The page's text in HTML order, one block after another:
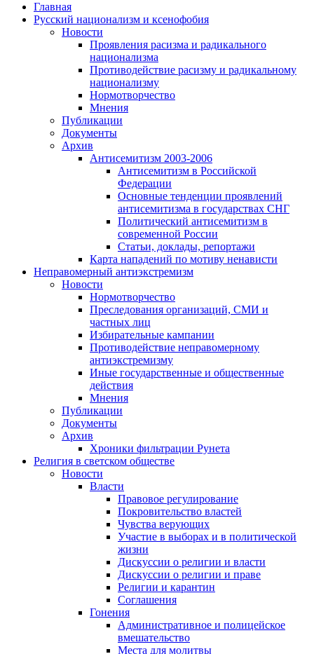
Главная
Русский национализм и ксенофобия
Новости
Проявления расизма и радикального
национализма
Противодействие расизму и радикальному
национализму
Нормотворчество
Мнения
Публикации
Документы
Архив
Антисемитизм 2003-2006
Антисемитизм в Российской
Федерации
Основные тенденции проявлений
антисемитизма в государствах СНГ
Политический антисемитизм в
современной России
Статьи, доклады, репортажи
Карта нападений по мотиву ненависти
Неправомерный антиэкстремизм
Новости
Нормотворчество
Преследования организаций, СМИ и
частных лиц
Избирательные кампании
Противодействие неправомерному
антиэкстремизму
Иные государственные и общественные
действия
Мнения
Публикации
Документы
Архив
Хроники фильтрации Рунета
Религия в светском обществе
Новости
Власти
Правовое регулирование
Покровительство властей
Чувства верующих
Участие в выборах и в политической
жизни
Дискуссии о религии и власти
Дискуссии о религии и праве
Религии и карантин
Соглашения
Гонения
Административное и полицейское
вмешательство
Места для молитвы